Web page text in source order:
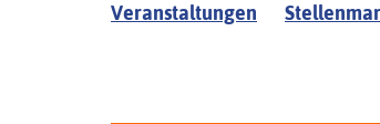
Veranstaltungen